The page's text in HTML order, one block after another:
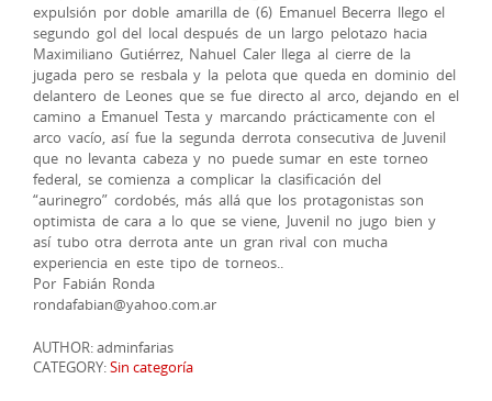
expulsión por doble amarilla de (6) Emanuel Becerra llego el
segundo gol del local después de un largo pelotazo hacia
Maximiliano Gutiérrez, Nahuel Caler llega al cierre de la
jugada pero se resbala y la pelota que queda en dominio del
delantero de Leones que se fue directo al arco, dejando en el
camino a Emanuel Testa y marcando prácticamente con el
arco vacío, así fue la segunda derrota consecutiva de Juvenil
que no levanta cabeza y no puede sumar en este torneo
federal, se comienza a complicar la clasificación del
“aurinegro” cordobés, más allá que los protagonistas son
optimista de cara a lo que se viene, Juvenil no jugo bien y
así tubo otra derrota ante un gran rival con mucha
experiencia en este tipo de torneos..
Por Fabián Ronda
rondafabian@yahoo.com.ar
AUTHOR: adminfarias
CATEGORY:Sin categoría